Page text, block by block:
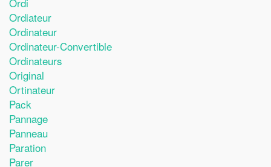
Ordiateur
Ordinateur
Ordinateur-Convertible
Ordinateurs
Original
Ortinateur
Pack
Pannage
Panneau
Paration
Parer